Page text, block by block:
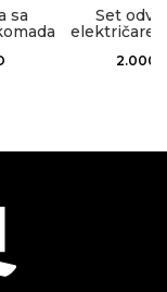
sa
Set
električare
2.000